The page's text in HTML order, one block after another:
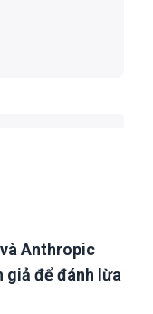
Anthropic
giả để đánh lừa